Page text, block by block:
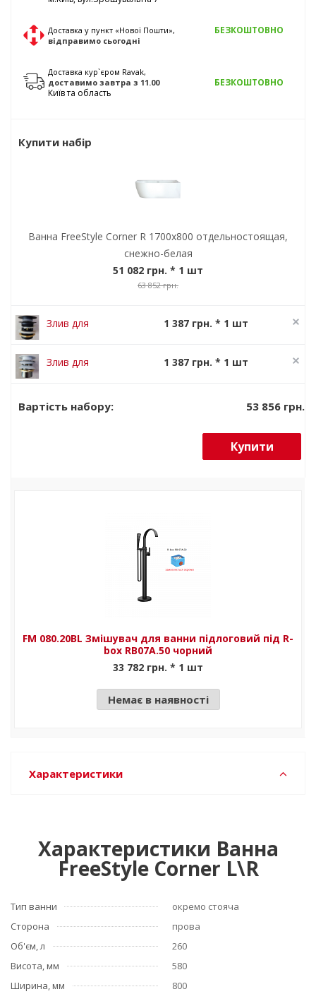
Доставка у пункт «Нової Пошти»,
відправимо сьогодні
БЕЗКОШТОВНО
Доставка кур`єром Ravak,
доставимозавтра з 11.00
Київ та область
БЕЗКОШТОВНО
Купити набір
Ванна FreeStyle Corner R 1700x800 отдельностоящая,
снежно-белая
51 082 грн. * 1 шт
63 852 грн.
Злив для
FreeStyle
матовий
1 387 грн. * 1 шт
Злив для
CLICK CLACK
1 387 грн. * 1 шт
Вартість набору: 53 856 грн.
Купити
FM 080.20BL Змішувач для ванни підлоговий під R-
box RB07A.50 чорний
33 782 грн. * 1 шт
Немає в наявності
Характеристики
Характеристики Ванна
FreeStyle Corner L\R
Тип ванни
окремо стояча
Сторона
прова
Об'єм, л
260
Висота, мм
580
Ширина, мм
800